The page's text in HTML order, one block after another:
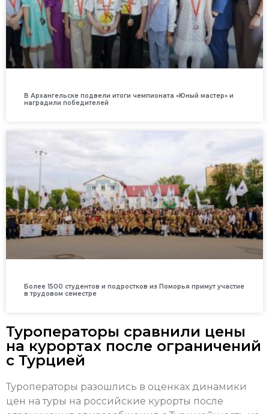
В Архангельске подвели итоги чемпионата «Юный мастер» и
наградили победителей
Более 1500 студентов и подростков из Поморья примут участие
в трудовом семестре
Туроператоры сравнили цены
на курортах после ограничений
с Турцией
Туроператоры разошлись в оценках динамики
цен на туры на российские курорты после